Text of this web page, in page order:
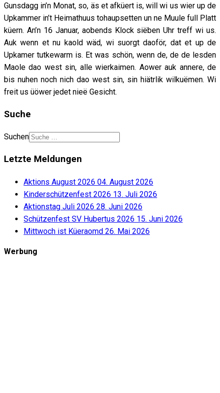
Gunsdagg in’n Monat, so, äs et afküert is, will wi us wier up de
Upkammer in’t Heimathuus tohaupsetten un ne Muule full Platt
küern. An’n 16 Januar, aobends Klock siëben Uhr treff wi us.
Auk wenn et nu kaold wäd, wi suorgt daoför, dat et up de
Upkamer tutkewarm is. Et was schön, wenn de, de de lesden
Maole dao west sin, alle wierkaimen. Aower auk annere, de
bis nuhen noch nich dao west sin, sin hiätrlik wilkuëmen. Wi
freit us üöwer jedet nieë Gesicht.
Suche
Suchen
Letzte Meldungen
Aktions August 2026 04. August 2026
Kinderschützenfest 2026 13. Juli 2026
Aktionstag Juli 2026 28. Juni 2026
Schützenfest SV Hubertus 2026 15. Juni 2026
Mittwoch ist Küeraomd 26. Mai 2026
Werbung